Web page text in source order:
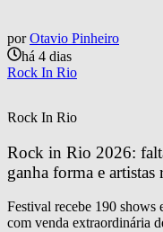
por Otavio Pinheiro
há 4 dias
Rock In Rio
Rock In Rio
Rock in Rio 2026:
ganha forma e artistas
Festival recebe 190 shows
com venda extraordinária